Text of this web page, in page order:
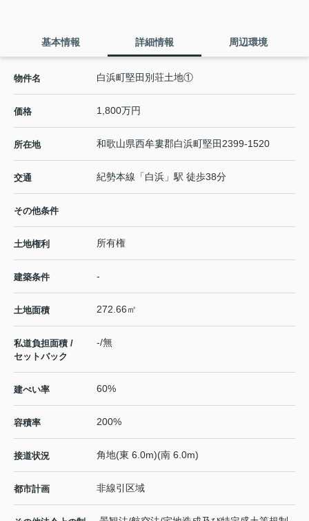
基本情報 詳細情報 周辺環境
物件名 白浜町堅田別荘土地①
価格 1,800万円
所在地 和歌山県西牟婁郡白浜町堅田 2399-1520
交通 紀勢本線 「白浜 」駅 徒歩38分
その他条件
土地権利 所有権
建築条件 -
土地面積 272.66㎡
私道負担面積 /
セットバック
-/無
建ぺい率 60%
容積率 200%
接道状況 角地(東 6.0m)(南 6.0m)
都市計画 非線引区域